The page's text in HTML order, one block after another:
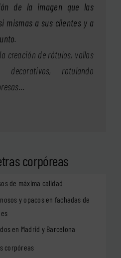
de la imagen que las
mismas a sus clientes y a
.
creación de rótulos, vallas
decorativos, rotulando
corpóreas
de máxima calidad
y opacos en fachadas de
en Madrid y Barcelona
corpóreas